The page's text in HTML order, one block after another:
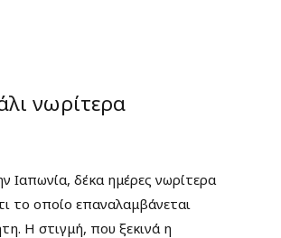
νωρίτερα
Ιαπωνία, δέκα ημέρες νωρίτερα
το οποίο επαναλαμβάνεται
Η στιγμή, που ξεκινά η